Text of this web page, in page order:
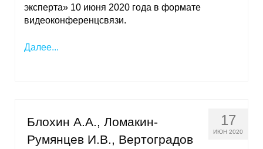
эксперта» 10 июня 2020 года в формате
видеоконференцсвязи.
Далее...
17
ИЮН 2020
Блохин А.А., Ломакин-
Румянцев И.В., Вертоградов